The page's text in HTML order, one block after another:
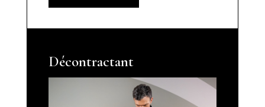
Décontractant